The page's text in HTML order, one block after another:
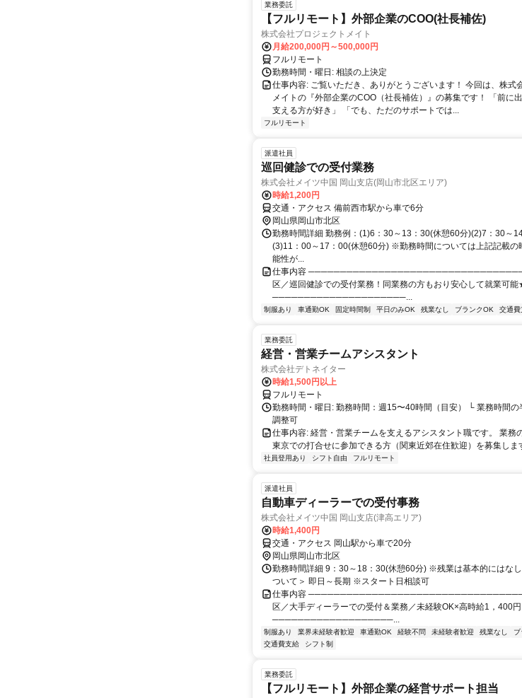
業務委託
【フルリモート】外部企業のCOO(社長補佐)
株式会社プロジェクトメイト
月給200,000円～500,000円
フルリモート
勤務時間・曜日: 相談の上決定
仕事内容: ご覧いただき、ありがとうございます！ 今回は、株式
メイトの『外部企業のCOO（社長補佐）』の募集です！ 「前に
支える方が好き」 「でも、ただのサポートでは...
フルリモート
派遣社員
巡回健診での受付業務
株式会社メイツ中国 岡山支店(岡山市北区エリア)
時給1,200円
交通・アクセス 備前西市駅から車で6分
岡山県岡山市北区
勤務時間詳細 勤務例：(1)6：30～13：30(休憩60分)(2)7：30～
(3)11：00～17：00(休憩60分) ※勤務時間については上記記載の
能性が...
仕事内容
区／巡回健診での受付業務！同業務の方もおり安心して就業可
─────────────────────...
制服あり 車通勤OK 固定時間制 平日のみOK 残業なし ブランクOK 交通費
業務委託
経営・営業チームアシスタント
株式会社デトネイター
時給1,500円以上
フルリモート
勤務時間・曜日: 勤務時間：週15〜40時間（目安） └ 業務時間
調整可
仕事内容: 経営・営業チームを支えるアシスタント職です。 業
東京での打合せに参加できる方（関東近郊在住歓迎）を募集し
社員登用あり シフト自由 フルリモート
派遣社員
自動車ディーラーでの受付事務
株式会社メイツ中国 岡山支店(津高エリア)
時給1,400円
交通・アクセス 岡山駅から車で20分
岡山県岡山市北区
勤務時間詳細 9：30～18：30(休憩60分) ※残業は基本的にはな
ついて＞ 即日～長期 ※スタート日相談可
仕事内容
区／大手ディーラーでの受付＆業務／未経験OK×高時給1，400円
───────────────────...
制服あり 業界未経験者歓迎 車通勤OK 経験不問 未経験者歓迎 残業なし
交通費支給
シフト制
業務委託
【フルリモート】外部企業の経営サポート担当